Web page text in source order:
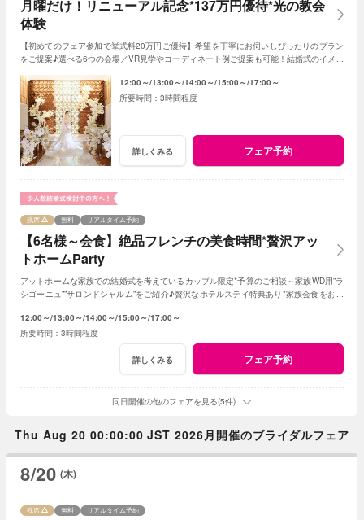
月曜だけ！リニューアル記念*137万円優待*光の教会
体験
【初めてのフェア参加で挙式料20万円ご優待】希望を丁寧にお伺いしぴったりのプラン
をご提案♪選べる6つの会場／VR見学やコーディネート例ご提案も可能！結婚式のイメー
12:00～ 13:00～ 14:00～ 15:00～ 17:00～
3時間程度
詳しくみる フェア予約
【6名様～会食】絶品フレンチの美食時間*贅沢アッ
トホームParty
残席 無料 リアルタイム予約
アットホームな家族での結婚式を考えているカップル限定*予算のご相談～家族WD用”ラ
シゴーニュ””サロンドシャルム”をご紹介♪贅沢なホテルステイ特典あり*家族会食をお得
12:00～ 13:00～ 14:00～ 15:00～ 17:00～
3時間程度
詳しくみる フェア予約
同日開催の他のフェアを見る(5件)
Thu Aug 20 00:00:00 JST 2026月開催のブライダルフェア
8/20 (木)
残席 無料 リアルタイム予約